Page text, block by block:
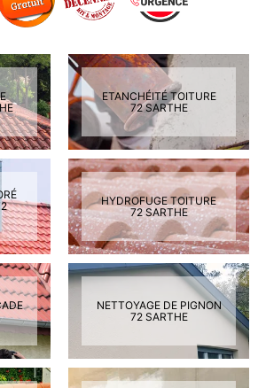
ETANCHÉITÉ TOITURE
72 SARTHE
HYDROFUGE TOITURE
72 SARTHE
NETTOYAGE DE PIGNON
72 SARTHE